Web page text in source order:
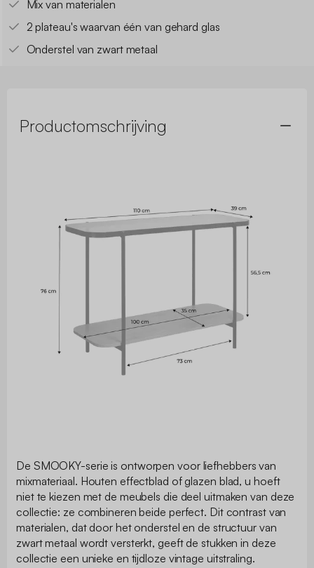
Mix van materialen
2 plateau's waarvan één van gehard glas
Onderstel van zwart metaal
Productomschrijving
De SMOOKY-serie is ontworpen voor liefhebbers van
mixmateriaal. Houten effectblad of glazen blad, u hoeft
niet te kiezen met de meubels die deel uitmaken van deze
collectie: ze combineren beide perfect. Dit contrast van
materialen, dat door het onderstel en de structuur van
zwart metaal wordt versterkt, geeft de stukken in deze
collectie een unieke en tijdloze vintage uitstraling.